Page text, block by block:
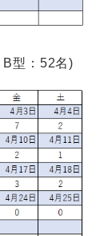
型：52名)